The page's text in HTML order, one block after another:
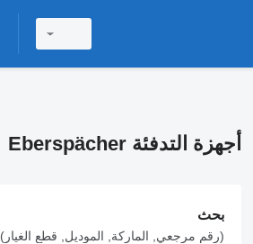
أجهزة التدفئة Eberspächer
بحث
(رقم مرجعي, الماركة, الموديل, قطع الغيار)